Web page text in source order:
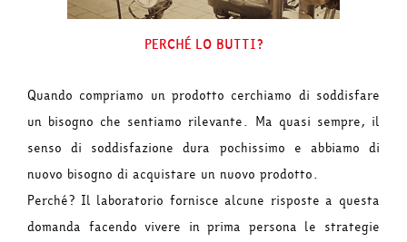
PERCHÉ LO BUTTI?
Quando compriamo un prodotto cerchiamo di soddisfare
un bisogno che sentiamo rilevante. Ma quasi sempre, il
senso di soddisfazione dura pochissimo e abbiamo di
nuovo bisogno di acquistare un nuovo prodotto.
Perché? Il laboratorio fornisce alcune risposte a questa
domanda facendo vivere in prima persona le strategie